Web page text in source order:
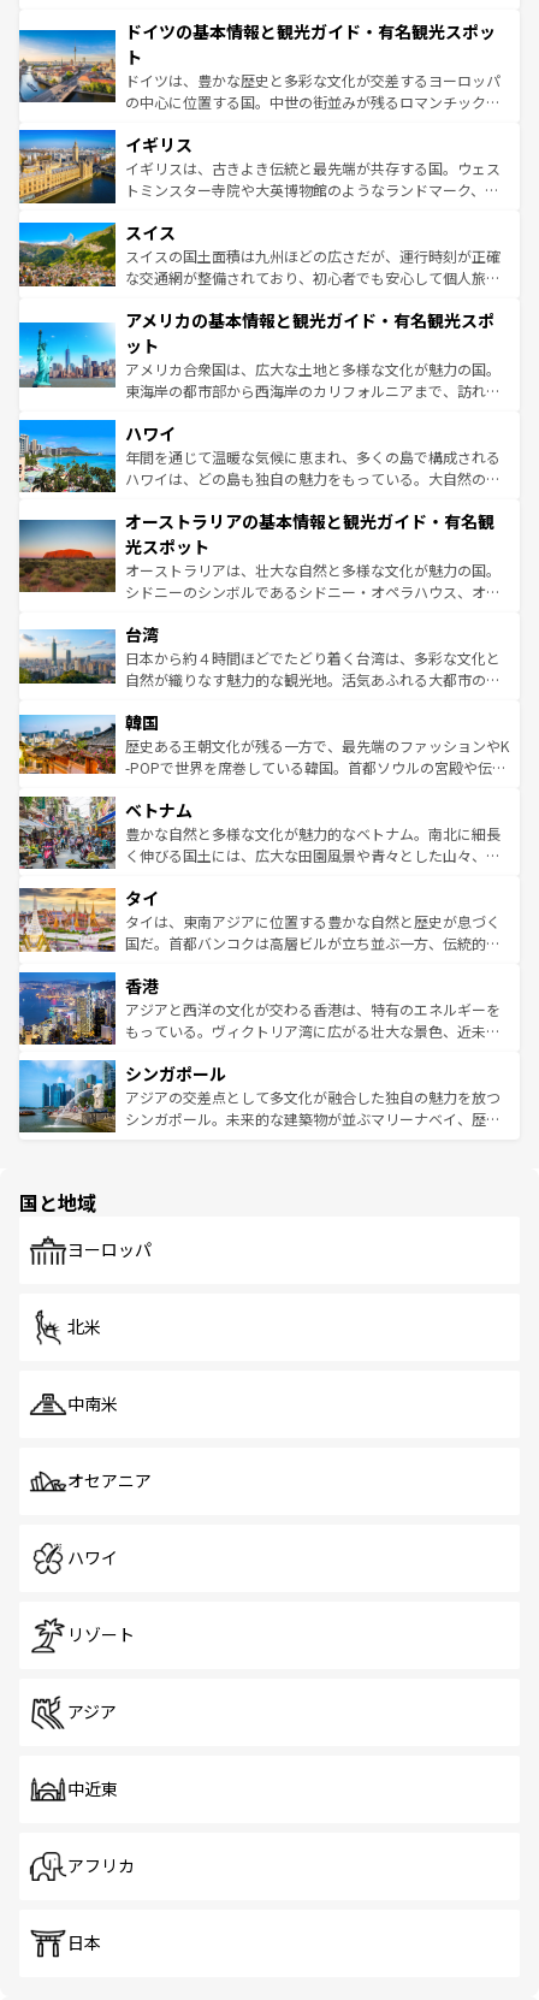
せる。地方によって風土や気候が異なるスペインはその個
ンテンツ一覧 を参照してほしい。
で、幅広い魅力が詰まっている。華麗な宮殿、歴史的な大
聖堂、美しいビーチ、そして豊かな自然が、訪れる者を心
から魅了する。また、フランスは美食の国としても知ら
れ、フランス料理はユネスコ無形文化遺産にも登録されて
香り高いラベンダー畑など、多彩な楽しみ方が可能だ。さ
らに、パリ以外の地域にも魅力が溢れており、どの街角に
も豊かな歴史と文化が息づいている。パリ以外の個性あふ
を参照してほしい。
ドイツの基本情報と観光ガイド・有名観光スポッ
ト
ドイツは、豊かな歴史と多彩な文化が交差するヨーロッパ
の中心に位置する国。中世の街並みが残るロマンチック街
顔を持つこの国は、どこを歩いても飽きることがない。ベ
ルリンの文化的活気、バイエルン州のアルプスの絶景、そ
してライン川沿いのワイン畑といった風景は必見。ビール
は、お酒好きな人にはぜひ体験してほしい。 なお、新着の
ドイツ情報はコンテンツ一覧を参照してほしい。
イギリス
イギリスは、古きよき伝統と最先端が共存する国。ウェス
トミンスター寺院や大英博物館のようなランドマーク、歴
リアごとに異なる魅力がある。また、優雅なアフタヌーン
ティー、ビール好きにはたまらない英国パブ、サッカー観
戦など、本場だからこそできる体験も豊富。イギリスを旅
ンツ一覧を参照してほしい。
スイス
スイスの国土面積は九州ほどの広さだが、運行時刻が正確
な交通網が整備されており、初心者でも安心して個人旅行
の建物がそのまま残る町や、スイスならではのユニークな
博物館もあり、アルプス観光だけでなく町歩きも満喫する
ことができる。国民の所得が高いため物価も高いが、旅行
者向けの交通パス提供のサービスもあり、うまく活用すれ
着のスイス情報は
アメリカの基本情報と観光ガイド・有名観光スポ
ット
アメリカ合衆国は、広大な土地と多様な文化が魅力の国。
東海岸の都市部から西海岸のカリフォルニアまで、訪れる
のような巨大都市は、観光、ショッピング、エンターテイ
ンメントが詰まった刺激的なスポットだ。一方、アメリカ
西部には大自然が広がり、グランドキャニオンやイエロー
部のニューオーリンズでは、音楽と美食が融合した独特の
文化が魅力。旅行者はアメリカの各地域で異なる魅力を楽
しみながら、その多様性と豊かな歴史を感じることができ
るだろう。車でのロードトリップや列車の旅も、アメリカ
情報は
ハワイ
年間を通じて温暖な気候に恵まれ、多くの島で構成される
ハワイは、どの島も独自の魅力をもっている。大自然の神
ワイ島は見逃せない。また、定番の観光地といえばオアフ
島だが、静かな自然を求めるならマウイ島やカウアイ島が
おすすめ。エメラルドグリーンに輝く海をはじめ、豊かな
文化や歴史が息づいている。「アロハスピリット」と呼ば
人々、おいしいローカルフードやハワイアンミュージッ
ク、伝統的なフラダンスなど、すべてがハワイの魅力を彩
っている。訪れるたびに新しい発見と感動が待っているハ
はコンテンツ一覧
オーストラリアの基本情報と観光ガイド・有名観
光スポット
オーストラリアは、壮大な自然と多様な文化が魅力の国。
シドニーのシンボルであるシドニー・オペラハウス、オー
リアリーフや大陸中央部にそびえるウルル（エアーズロッ
ク）、タスマニアの美しい原生林やケアンズの熱帯雨林な
ど、見どころがたくさん。また、カフェやワイン、オージ
いる。アクティビティも充実しており、サーフィンやダイ
ビング、ハイキングなど、アウトドア好きにはたまらな
い。オーストラリアの多彩な魅力を存分に味わいつくそ
参照してほしい。
台湾
日本から約４時間ほどでたどり着く台湾は、多彩な文化と
自然が織りなす魅力的な観光地。活気あふれる大都市の台
ン）、静ひつな山岳地帯である台湾東部など、都市の喧騒
と山間の静けさが共存しており、訪れる人に新しい発見と
驚きをもたらしてくれる。また、奥深い台湾の食文化も魅
容にもいいと評判のスイーツなど、バラエティ豊かな料理
が味わえる。 なお、新着の台湾情報は コンテンツ一覧を参
照してほしい。
韓国
歴史ある王朝文化が残る一方で、最先端のファッションやK
-POPで世界を席巻している韓国。首都ソウルの宮殿や伝統
き、地方に足を延ばせば四季折々の自然美を楽しむことが
できる。そして、キムチや焼肉、絶品のストリートフード
まで、さまざまな韓国料理が待っている。夜には、韓国な
リティに包まれながら、韓国の多彩な魅力を心ゆくまで味
わってみてほしい。 なお、新着の韓国情報はコンテンツ一
覧を参照してほしい。
ベトナム
豊かな自然と多様な文化が魅力的なベトナム。南北に細長
く伸びる国土には、広大な田園風景や青々とした山々、世
急速な発展と共に伝統が息づく。ハノイの古い町並みやホ
ーチミン市のフランス統治時代の建物も、独特の雰囲気を
醸し出している。また、バラエティの豊かさとおいしさで
とつ。フォーやバインミー、ベトナムコーヒーなどは、ぜ
ひ現地で味わいたい。どの地域を訪れてもあたたかい人々
が旅行者を迎えてくれるので、きっと忘れられない旅にな
参照してほしい。
タイ
タイは、東南アジアに位置する豊かな自然と歴史が息づく
国だ。首都バンコクは高層ビルが立ち並ぶ一方、伝統的な
の活気が交差している。北部ではチェンマイなどの山岳地
帯で自然と触れ合い、南部ではプーケットやクラビの美し
いビーチでリゾート気分を楽しむことができる。タイ料理
激する。気候は一年中温暖で、どの季節にも異なる楽しみ
が待っている。親しみやすいタイの人々、仏教を中心とし
た文化、そして多様な観光資源が、訪れる旅人を魅了し続
香港
アジアと西洋の文化が交わる香港は、特有のエネルギーを
もっている。ヴィクトリア湾に広がる壮大な景色、近未来
み、どこを訪れても感動するはず。観光スポットが密集し
ており、効率よく見どころを回れるのも魅力。息をのむよ
うな絶景から文化的な体験まで、香港を存分に楽しみ尽く
シンガポール
アジアの交差点として多文化が融合した独自の魅力を放つ
シンガポール。未来的な建築物が並ぶマリーナベイ、歴史
で、ホーカーズは地元の風情を楽しめる外せないスポット
国と地域
ヨーロッパ
北米
中南米
オセアニア
ハワイ
リゾート
アジア
中近東
アフリカ
日本